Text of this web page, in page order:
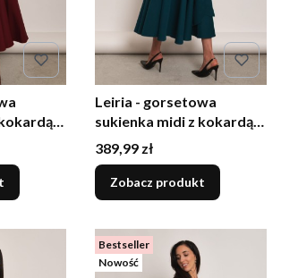
Leiria - gorsetowa
sukienka midi z kokardą
butelkowa zieleń
Cena
389,99 zł
Zobacz produkt
Bestseller
Nowość